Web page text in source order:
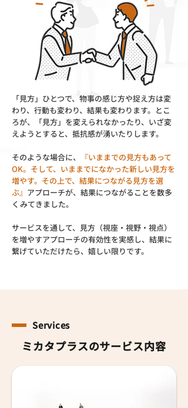
「見方」ひとつで、物事の感じ方や捉え方は変
わり、行動も変わり、結果も変わります。とこ
ろが、「見方」を変えられなかったり、いざ変
えようとすると、抵抗感が湧いたりします。
そのような場合に、
『いままでの見方もあって
OK。そして、いままでになかった新しい見方を
増やす。その上で、結果につながる見方を選
ぶ』 アプローチが、結果につながることを数多
くみてきました。
サービスを通して、見方（視座・視野・視点）
を増やすアプローチの有効性を実感し、結果に
繋げていただけたら、嬉しい限りです。
Services
ミカタプラスのサービス内容